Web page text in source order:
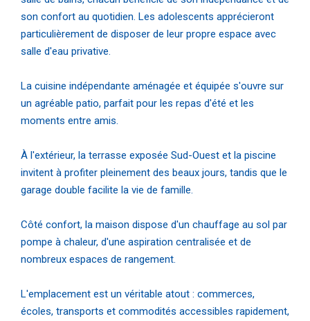
son confort au quotidien. Les adolescents apprécieront
particulièrement de disposer de leur propre espace avec
salle d'eau privative.
La cuisine indépendante aménagée et équipée s'ouvre sur
un agréable patio, parfait pour les repas d'été et les
moments entre amis.
À l'extérieur, la terrasse exposée Sud-Ouest et la piscine
invitent à profiter pleinement des beaux jours, tandis que le
garage double facilite la vie de famille.
Côté confort, la maison dispose d'un chauffage au sol par
pompe à chaleur, d'une aspiration centralisée et de
nombreux espaces de rangement.
L'emplacement est un véritable atout : commerces,
écoles, transports et commodités accessibles rapidement,